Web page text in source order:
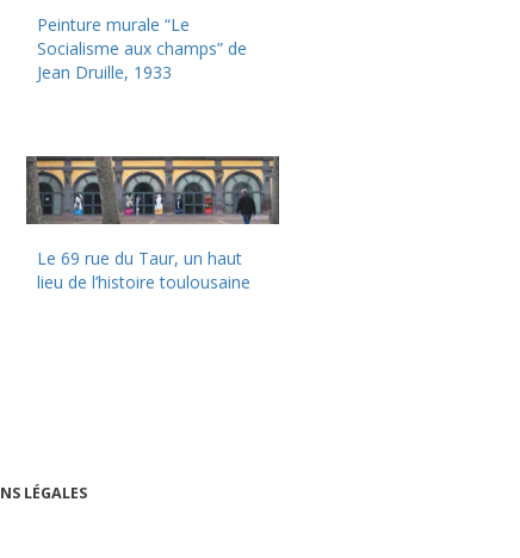
Peinture murale “Le
Socialisme aux champs” de
Jean Druille, 1933
Le 69 rue du Taur, un haut
lieu de l’histoire toulousaine
LÉGALES